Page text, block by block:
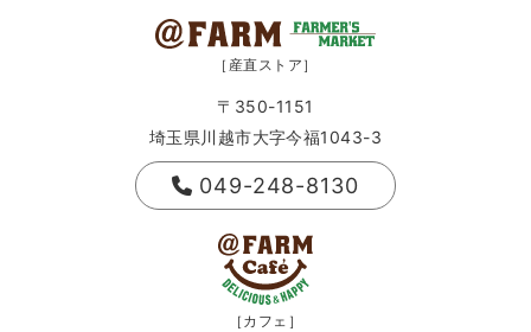
［産直ストア］
〒350-1151
埼玉県川越市大字今福1043-3
049-248-8130
［カフェ］